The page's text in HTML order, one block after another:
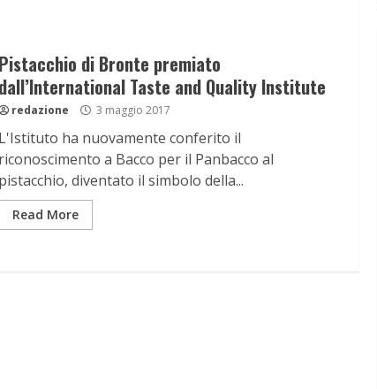
Pistacchio di Bronte premiato
dall’International Taste and Quality Institute
redazione 3 maggio 2017
L'Istituto ha nuovamente conferito il
riconoscimento a Bacco per il Panbacco al
pistacchio, diventato il simbolo della...
Read More